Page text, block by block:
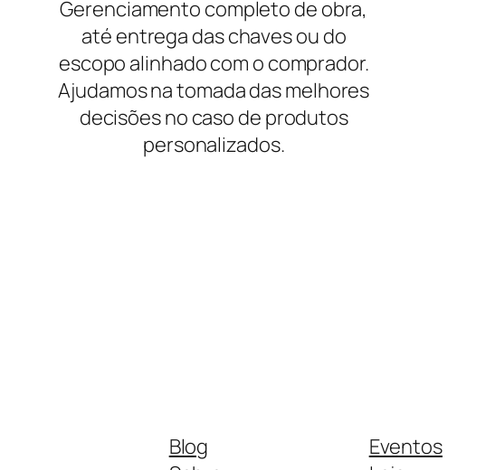
Gerenciamento completo de obra,
até entrega das chaves ou do
escopo alinhado com o comprador.
Ajudamos na tomada das melhores
decisões no caso de produtos
personalizados.
Blog
Eventos